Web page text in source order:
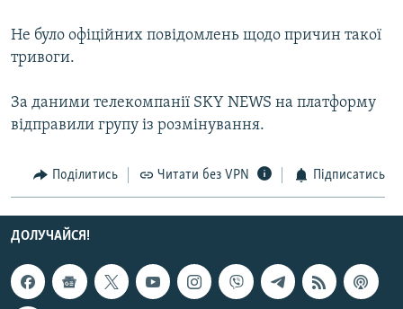
КРИМ РЕАЛІЇ
РУС
УКР
Не було офіційних повідомлень щодо причин такої
тривоги.
За даними телекомпанії SKY NEWS на платформу
відправили групу із розмінування.
Поділитись Читати без VPN Підписатись
ДОЛУЧАЙСЯ!